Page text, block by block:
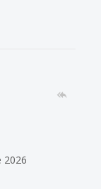
2026